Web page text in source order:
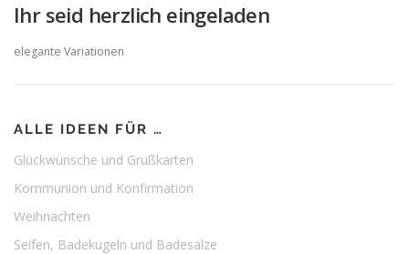
Ihr seid herzlich eingeladen
elegante Variationen
ALLE IDEEN FÜR …
Glückwünsche und Grußkarten
Kommunion und Konfirmation
Weihnachten
Seifen, Badekugeln und Badesalze